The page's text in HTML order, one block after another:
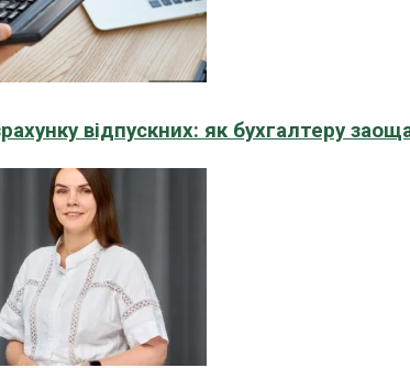
відпускних: як бухгалтеру